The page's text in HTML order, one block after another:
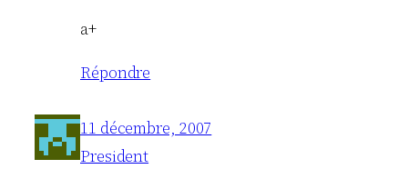
a+
Répondre
11 décembre, 2007
President